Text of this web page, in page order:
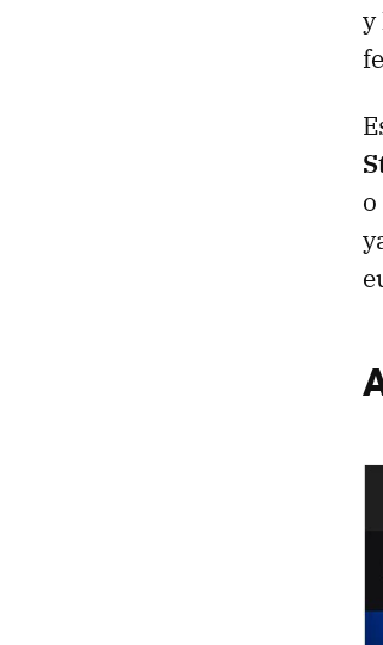
y